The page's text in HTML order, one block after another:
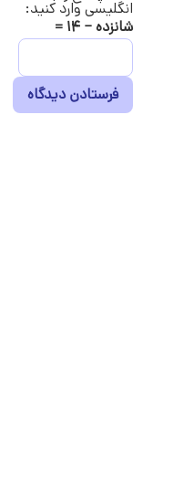
انگلیسی وارد کنید:
شانزده − ۱۴ =